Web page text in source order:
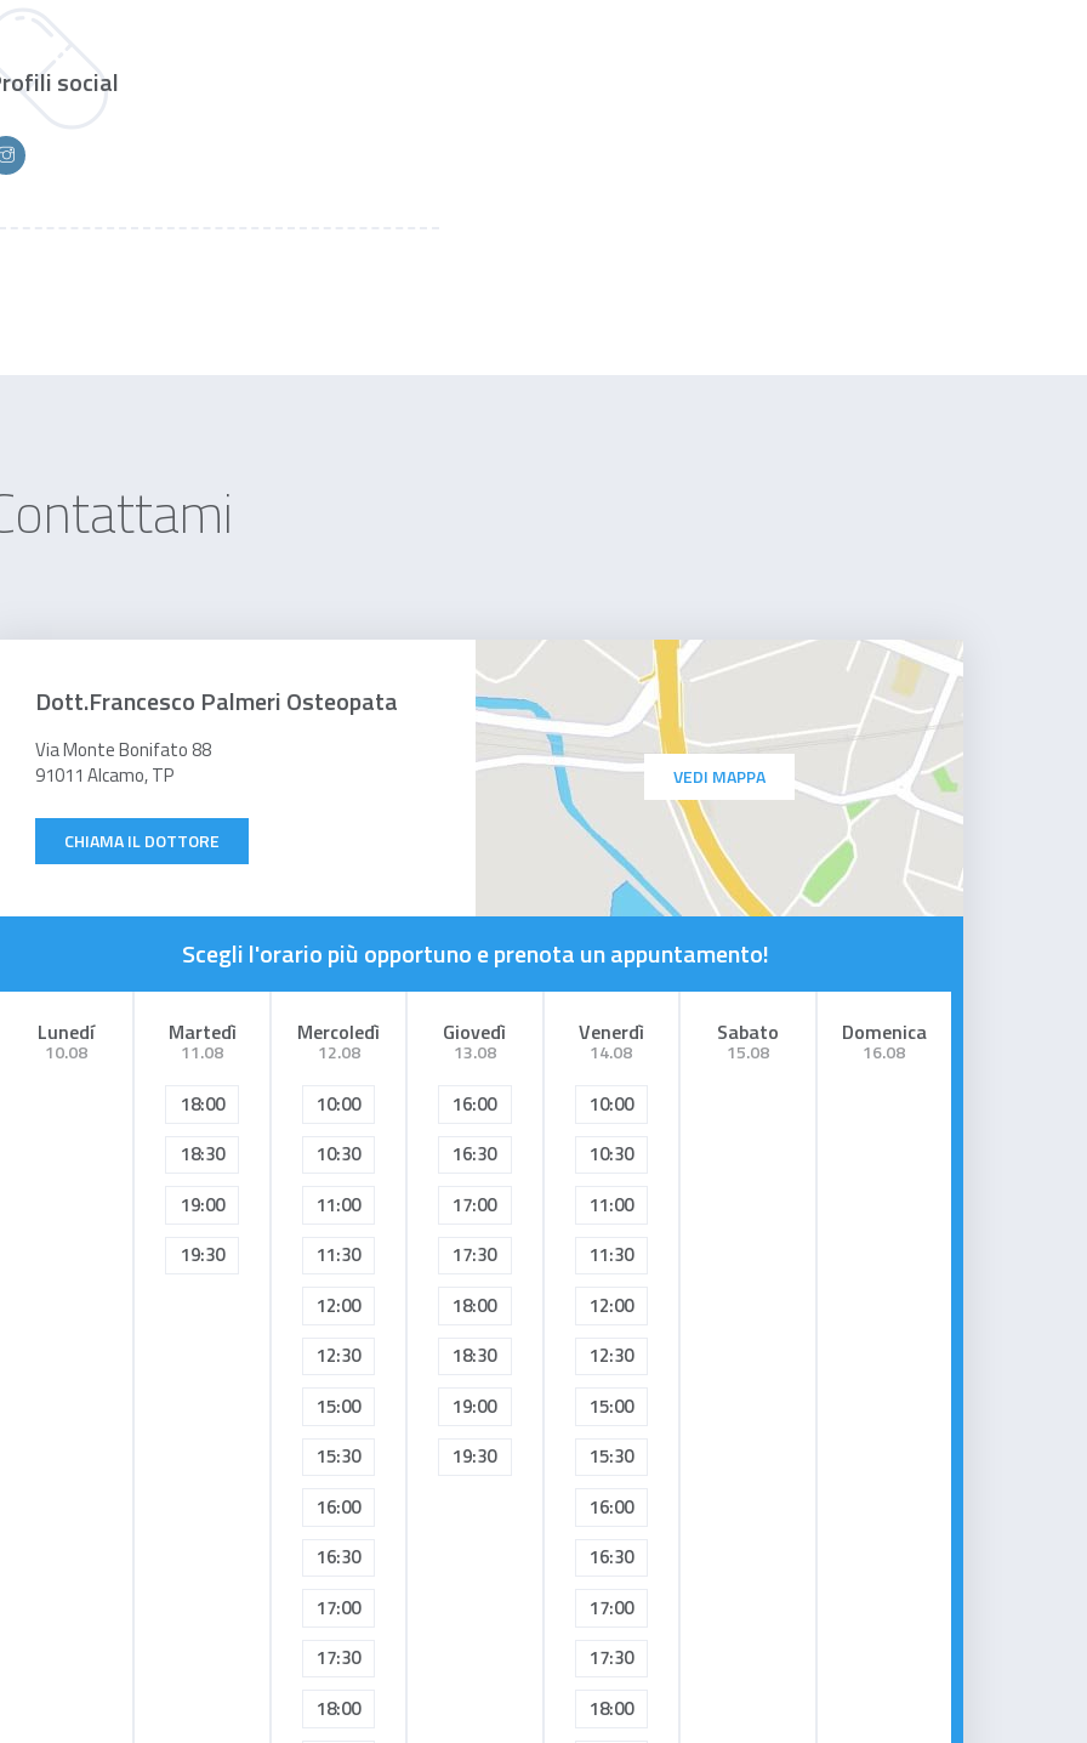
social
Dott.Francesco Palmeri Osteopata
Via Monte Bonifato 88
91011 Alcamo, TP
CHIAMA IL DOTTORE
VEDI MAPPA
Scegli l'orario più opportuno e prenota un appuntamento!
Lunedí
10.08
Martedì
11.08
18:00
18:30
19:00
19:30
Mercoledì
12.08
10:00
10:30
11:00
11:30
12:00
12:30
15:00
15:30
16:00
16:30
17:00
17:30
18:00
Giovedì
13.08
16:00
16:30
17:00
17:30
18:00
18:30
19:00
19:30
Venerdì
14.08
10:00
10:30
11:00
11:30
12:00
12:30
15:00
15:30
16:00
16:30
17:00
17:30
18:00
Sabato
15.08
Domenica
16.08